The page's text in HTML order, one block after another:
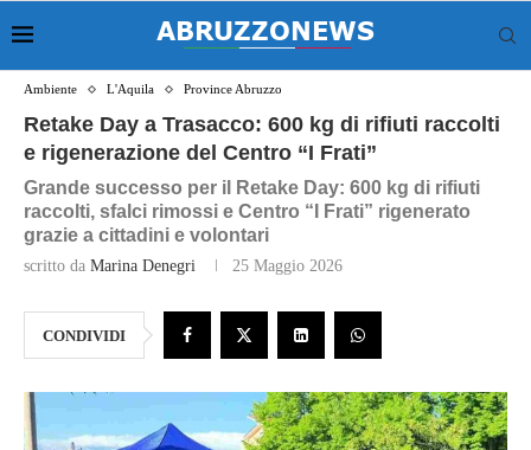
Ambiente L'Aquila Province Abruzzo
Retake Day a Trasacco: 600 kg di rifiuti raccolti
e rigenerazione del Centro “I Frati”
Grande successo per il Retake Day: 600 kg di rifiuti
raccolti, sfalci rimossi e Centro “I Frati” rigenerato
grazie a cittadini e volontari
scritto da Marina Denegri 25 Maggio 2026
CONDIVIDI